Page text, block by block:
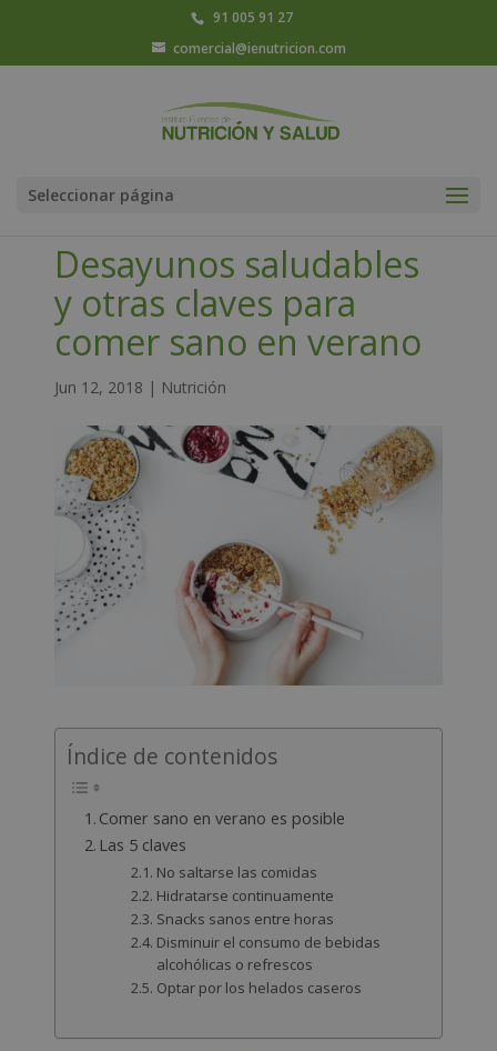
91 005 91 27
comercial@ienutricion.com
Seleccionar página
Desayunos saludables
y otras claves para
comer sano en verano
Jun 12, 2018 | Nutrición
Índice de contenidos
Comer sano en verano es posible
Las 5 claves
No saltarse las comidas
Hidratarse continuamente
Snacks sanos entre horas
Disminuir el consumo de bebidas
alcohólicas o refrescos
Optar por los helados caseros